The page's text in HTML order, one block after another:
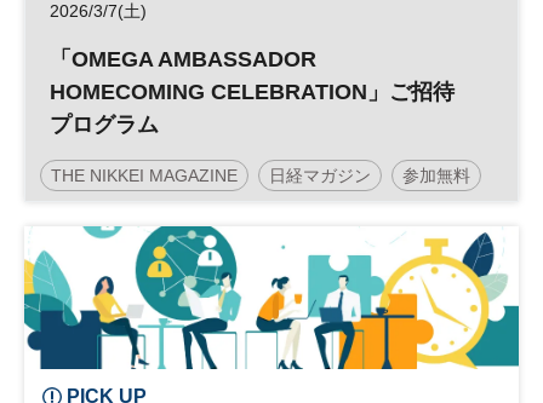
2026/3/7(土)
「OMEGA AMBASSADOR
HOMECOMING CELEBRATION」ご招待
プログラム
THE NIKKEI MAGAZINE 日経マガジン 参加無料
土日祝開催
PICK UP